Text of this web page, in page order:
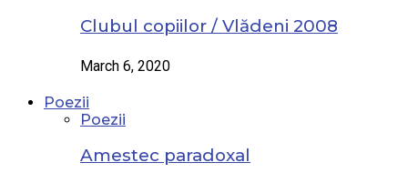
Clubul copiilor / Vlădeni 2008
March 6, 2020
Poezii
Poezii
Amestec paradoxal